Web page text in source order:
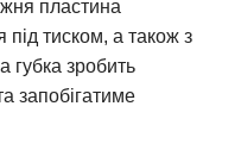
пластина
під тиском, а також з
губка зробить
запобігатиме